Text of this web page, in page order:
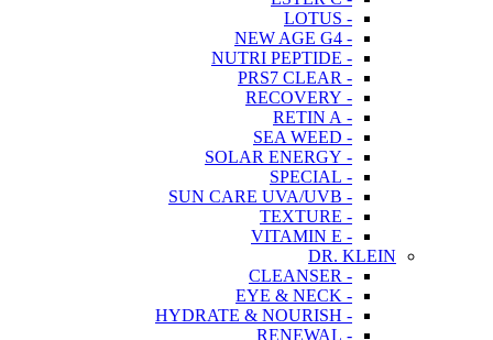
- LOTUS
- NEW AGE G4
- NUTRI PEPTIDE
- PRS7 CLEAR
- RECOVERY
- RETIN A
- SEA WEED
- SOLAR ENERGY
- SPECIAL
- SUN CARE UVA/UVB
- TEXTURE
- VITAMIN E
DR. KLEIN
- CLEANSER
- EYE & NECK
- HYDRATE & NOURISH
- RENEWAL